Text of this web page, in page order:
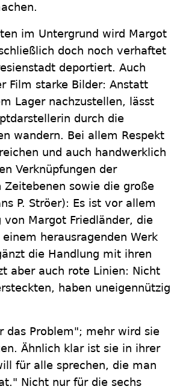
im Untergrund wird Margot
doch noch verhaftet
deportiert. Auch
Film starke Bilder: Anstatt
Lager nachzustellen, lässt
durch die
wandern. Bei allem Respekt
und auch handwerklich
Verknüpfungen der
Zeitebenen sowie die große
P. Ströer): Es ist vor allem
von Margot Friedländer, die
herausragenden Werk
die Handlung mit ihren
aber auch rote Linien: Nicht
haben uneigennützig
das Problem"; mehr wird sie
Ähnlich klar ist sie in ihrer
für alle sprechen, die man
Nicht nur für die sechs